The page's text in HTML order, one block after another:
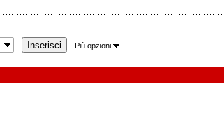
Più opzioni